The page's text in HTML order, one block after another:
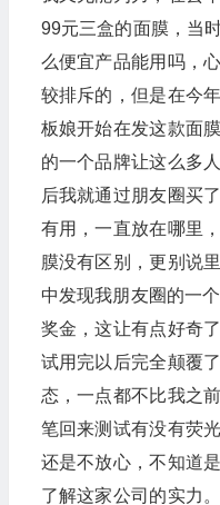
99元三盒的面膜，当
么便宜产品能用吗，
较排斥的，但是在今
板娘开始在发这款面
的一个品牌让这么多
后我就通过朋友圈买
有用，一直放在哪里
膜没有区别，更别说
中发现我朋友圈的一
奖金，这让有点好奇
试用完以后完全颠覆
态，一点都不比我之
笔回来测试有没有荧
还是不放心，不知道
了解这家公司的实力